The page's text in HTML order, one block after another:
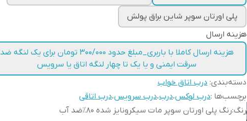
پلی اورتان سوپر شاین براق پولش
هزینه ارسال
هزینه ارسال کاملا با باربری_مبلغ حدود ۳۰۰/۰۰۰ تومان برای یک لنگه ضد
سرقت ایمنی و یا یک تا چهار لنگه اتاق یا سرویس
دسته‌بندی: درب اتاق خواب
برچسب‌ها :درب لوکس،درب،درب سرویس،درب اتاقی
رنگ:رنگ پلی اورتان سوپر مات سیکرونایز شده ۸۰٪ضد آب